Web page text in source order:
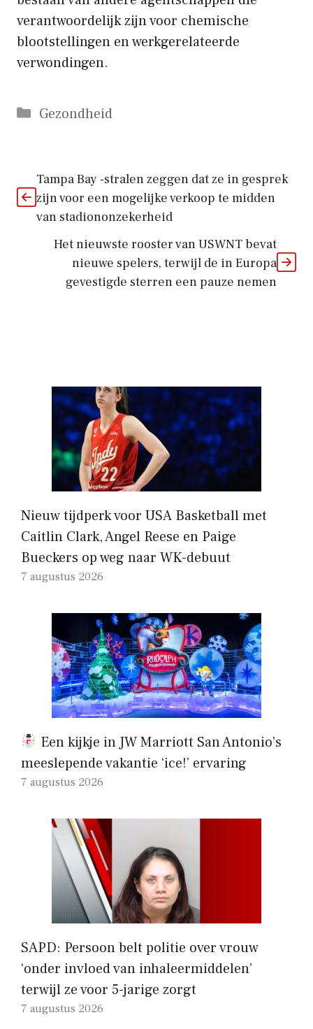
verantwoordelijk zijn voor chemische
blootstellingen en werkgerelateerde
verwondingen.
Categorieën
Gezondheid
Tampa Bay -stralen zeggen dat ze in gesprek
zijn voor een mogelijke verkoop te midden
van stadiononzekerheid
Het nieuwste rooster van USWNT bevat
nieuwe spelers, terwijl de in Europa
gevestigde sterren een pauze nemen
Nieuw tijdperk voor USA Basketball met
Caitlin Clark, Angel Reese en Paige
Bueckers op weg naar WK-debuut
7 augustus 2026
Een kijkje in JW Marriott San Antonio’s
meeslepende vakantie ‘ice!’ ervaring
7 augustus 2026
SAPD: Persoon belt politie over vrouw
‘onder invloed van inhaleermiddelen’
terwijl ze voor 5-jarige zorgt
7 augustus 2026